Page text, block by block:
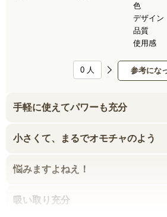
色
デザイン
品質
使用感
参考にな
0 人
手軽に使えてパワーも充分
小さくて、まるでオモチャのよう
悩みますよねえ！
吸い取り充分